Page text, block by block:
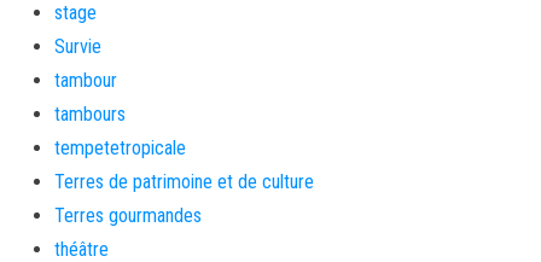
stage
Survie
tambour
tambours
tempetetropicale
Terres de patrimoine et de culture
Terres gourmandes
théâtre